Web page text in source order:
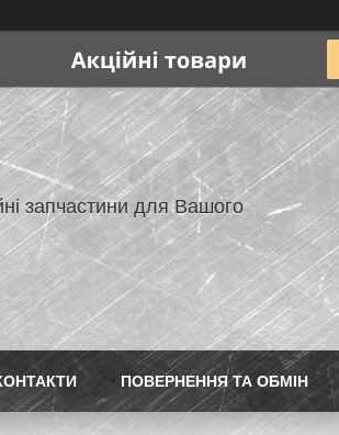
запчастини для Вашого
ПОВЕРНЕННЯ ТА ОБМІН